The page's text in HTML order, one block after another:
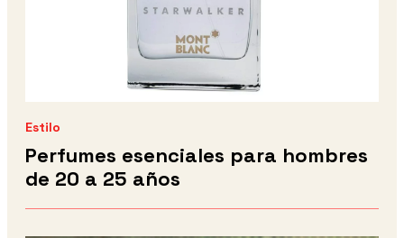
Estilo
Perfumes esenciales para hombres
de 20 a 25 años